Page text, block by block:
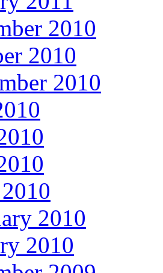
2010
2010
2010
2010
2010